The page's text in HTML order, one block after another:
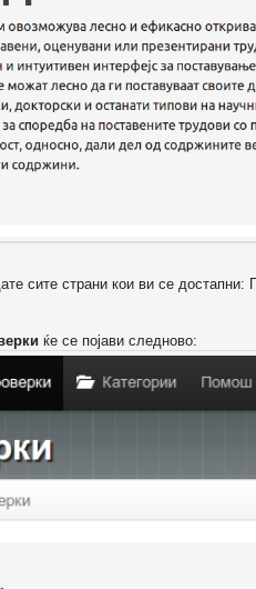
сите страни кои ви се
ќе се појави следново: